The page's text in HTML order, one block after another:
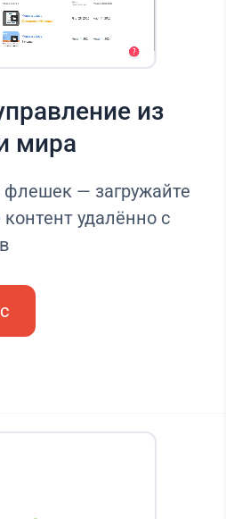
из
мира
— загружайте
удалённо с